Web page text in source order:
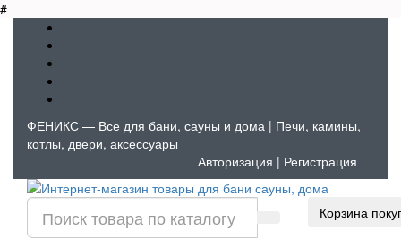
#
ФЕНИКС — Все для бани, сауны и дома | Печи, камины,
котлы, двери, аксессуары
Авторизация | Регистрация
Корзина